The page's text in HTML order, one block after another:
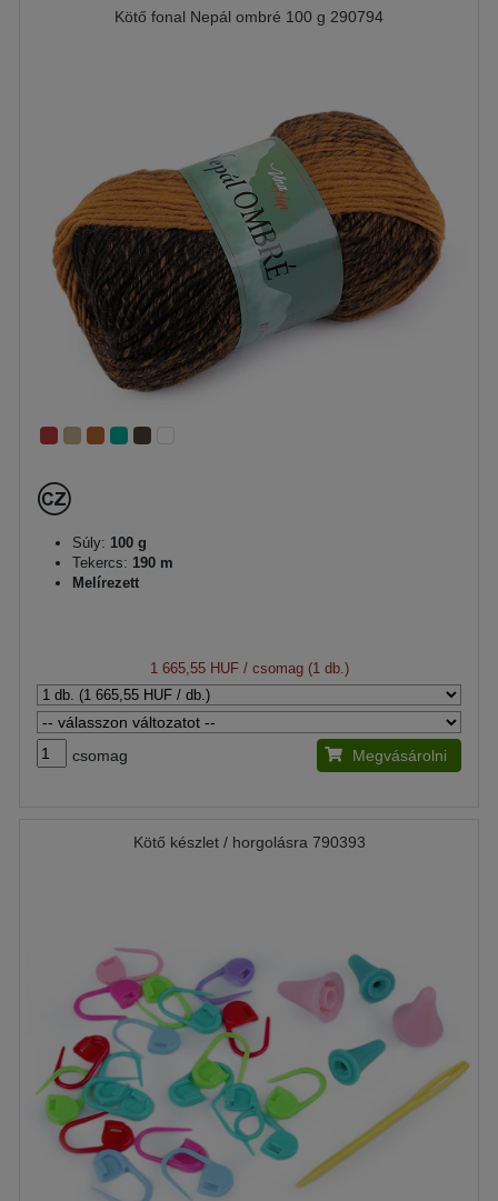
Kötő fonal Nepál ombré 100 g 290794
Súly: 100 g
Tekercs: 190 m
Melírezett
1 665,55 HUF/ csomag (1 db.)
csomag Megvásárolni
Kötő készlet / horgolásra 790393